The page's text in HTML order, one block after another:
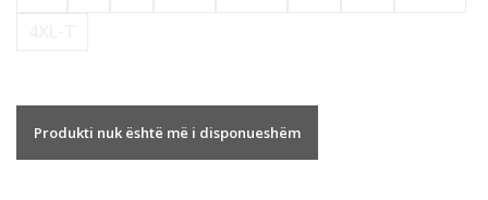
Produkti nuk është më i disponueshëm